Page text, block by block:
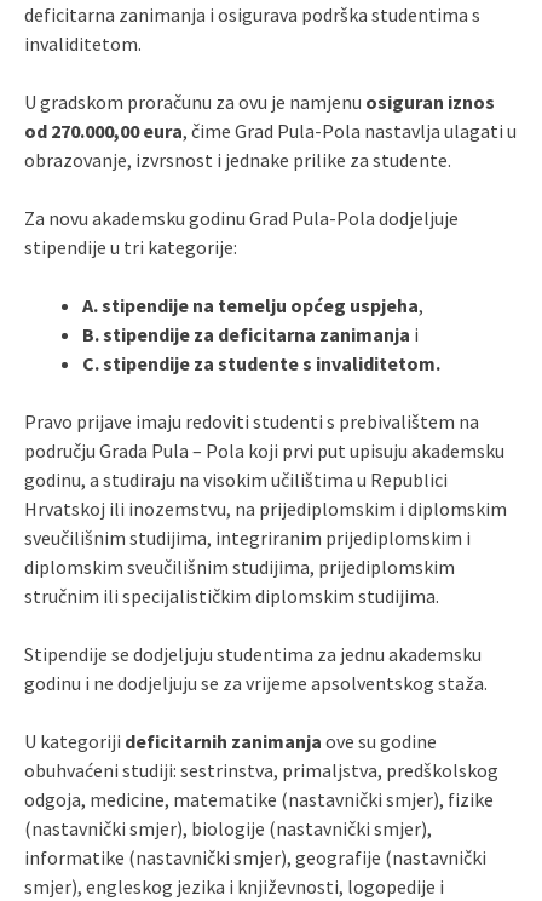
deficitarna zanimanja i osigurava podrška studentima s
invaliditetom.
U gradskom proračunu za ovu je namjenu osiguran iznos
od 270.000,00 eura, čime Grad Pula-Pola nastavlja ulagati u
obrazovanje, izvrsnost i jednake prilike za studente.
Za novu akademsku godinu Grad Pula-Pola dodjeljuje
stipendije u tri kategorije:
A. stipendije na temelju općeg uspjeha,
B. stipendije za deficitarna zanimanja i
C. stipendije za studente s invaliditetom.
Pravo prijave imaju redoviti studenti s prebivalištem na
području Grada Pula – Pola koji prvi put upisuju akademsku
godinu, a studiraju na visokim učilištima u Republici
Hrvatskoj ili inozemstvu, na prijediplomskim i diplomskim
sveučilišnim studijima, integriranim prijediplomskim i
diplomskim sveučilišnim studijima, prijediplomskim
stručnim ili specijalističkim diplomskim studijima.
Stipendije se dodjeljuju studentima za jednu akademsku
godinu i ne dodjeljuju se za vrijeme apsolventskog staža.
U kategoriji deficitarnih zanimanja ove su godine
obuhvaćeni studiji: sestrinstva, primaljstva, predškolskog
odgoja, medicine, matematike (nastavnički smjer), fizike
(nastavnički smjer), biologije (nastavnički smjer),
informatike (nastavnički smjer), geografije (nastavnički
smjer), engleskog jezika i književnosti, logopedije i